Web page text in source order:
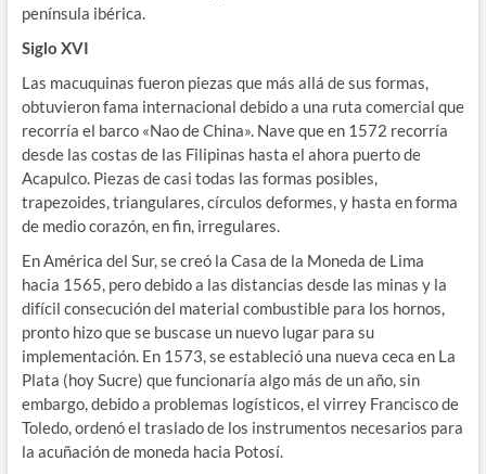
península ibérica.
Siglo XVI
Las macuquinas fueron piezas que más allá de sus formas,
obtuvieron fama internacional debido a una ruta comercial que
recorría el barco «Nao de China». Nave que en 1572 recorría
desde las costas de las Filipinas hasta el ahora puerto de
Acapulco. Piezas de casi todas las formas posibles,
trapezoides, triangulares, círculos deformes, y hasta en forma
de medio corazón, en fin, irregulares.
En América del Sur, se creó la Casa de la Moneda de Lima
hacia 1565, pero debido a las distancias desde las minas y la
difícil consecución del material combustible para los hornos,
pronto hizo que se buscase un nuevo lugar para su
implementación. En 1573, se estableció una nueva ceca en La
Plata (hoy Sucre) que funcionaría algo más de un año, sin
embargo, debido a problemas logísticos, el virrey Francisco de
Toledo, ordenó el traslado de los instrumentos necesarios para
la acuñación de moneda hacia Potosí.